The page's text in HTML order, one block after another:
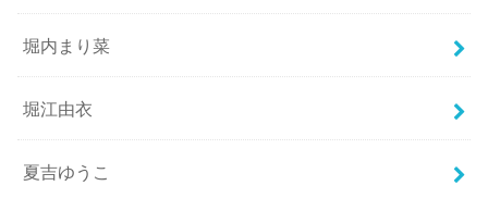
堀内まり菜
堀江由衣
夏吉ゆうこ